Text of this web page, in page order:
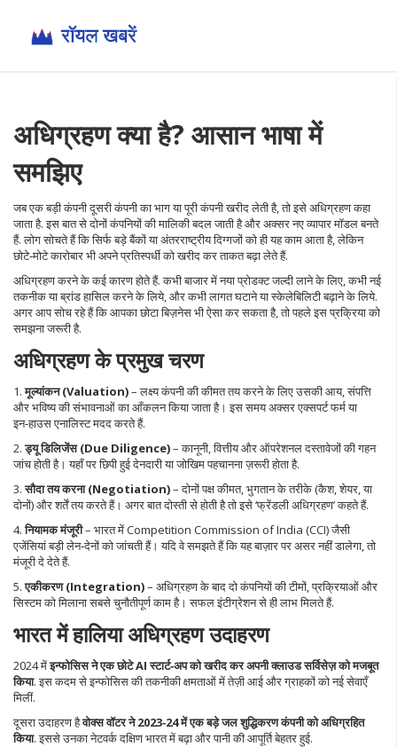
अधिग्रहण क्या है? आसान भाषा में
समझिए
जब एक बड़ी कंपनी दूसरी कंपनी का भाग या पूरी कंपनी खरीद लेती है, तो इसे अधिग्रहण कहा
जाता है. इस बात से दोनों कंपनियों की मालिकी बदल जाती है और अक्सर नए व्यापार मॉडल बनते
हैं. लोग सोचते हैं कि सिर्फ बड़े बैंकों या अंतरराष्ट्रीय दिग्गजों को ही यह काम आता है, लेकिन
छोटे‑मोटे कारोबार भी अपने प्रतिस्पर्धी को खरीद कर ताकत बढ़ा लेते हैं.
अधिग्रहण करने के कई कारण होते हैं. कभी बाजार में नया प्रोडक्ट जल्दी लाने के लिए, कभी नई
तकनीक या ब्रांड हासिल करने के लिये, और कभी लागत घटाने या स्केलेबिलिटी बढ़ाने के लिये.
अगर आप सोच रहे हैं कि आपका छोटा बिज़नेस भी ऐसा कर सकता है, तो पहले इस प्रक्रिया को
समझना जरूरी है.
अधिग्रहण के प्रमुख चरण
1.मूल्यांकन (Valuation)– लक्ष्य कंपनी की कीमत तय करने के लिए उसकी आय, संपत्ति
और भविष्य की संभावनाओं का आँकलन किया जाता है। इस समय अक्सर एक्सपर्ट फर्म या
इन‑हाउस एनालिस्ट मदद करते हैं.
2.ड्यू डिलिजेंस (Due Diligence)– कानूनी, वित्तीय और ऑपरेशनल दस्तावेजों की गहन
जांच होती है। यहाँ पर छिपी हुई देनदारी या जोखिम पहचानना ज़रूरी होता है.
3.सौदा तय करना (Negotiation)– दोनों पक्ष कीमत, भुगतान के तरीके (कैश, शेयर, या
दोनों) और शर्तें तय करते हैं। अगर बात दोस्ती से होती है तो इसे ‘फ्रेंडली अधिग्रहण’ कहते हैं.
4.नियामक मंजूरी– भारत में Competition Commission of India (CCI) जैसी
एजेंसियां बड़ी लेन‑देनों को जांचती हैं। यदि वे समझते हैं कि यह बाज़ार पर असर नहीं डालेगा, तो
मंजूरी दे देते हैं.
5.एकीकरण (Integration)– अधिग्रहण के बाद दो कंपनियों की टीमों, प्रक्रियाओं और
सिस्टम को मिलाना सबसे चुनौतीपूर्ण काम है। सफल इंटीग्रेशन से ही लाभ मिलते हैं.
भारत में हालिया अधिग्रहण उदाहरण
2024 मेंइन्फोसिस ने एक छोटे AI स्टार्ट‑अप को खरीद कर अपनी क्लाउड सर्विसेज़ को मजबूत
किया. इस कदम से इन्फोसिस की तकनीकी क्षमताओं में तेज़ी आई और ग्राहकों को नई सेवाएँ
मिलीं.
दूसरा उदाहरण हैवोक्स वॉटर ने 2023‑24 में एक बड़े जल शुद्धिकरण कंपनी को अधिग्रहित
किया. इससे उनका नेटवर्क दक्षिण भारत में बढ़ा और पानी की आपूर्ति बेहतर हुई.